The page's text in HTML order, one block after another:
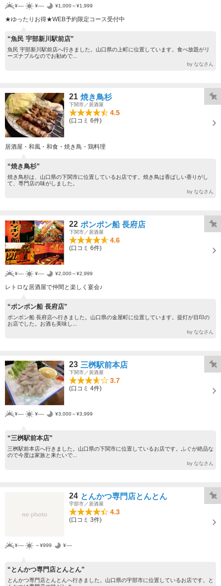
¥---- ¥---- ¥1,000～¥1,999
★ゆったりお得★WEB予約限定コース受付中
“魚民 宇部新川駅前店”
魚民 宇部新川駅前店へ行きました。山口県の上町に位置しています。食べ放題がリ
ーズナブルなのでお勧めで...
by ななさん
21 焼き鳥杉
下関市／居酒屋
4.5
(口コミ 6件)
居酒屋・和風・和食・焼き鳥・鶏料理
“焼き鳥杉”
焼き鳥杉は、山口県の下関市に位置しているお店です。焼き鳥は香ばしい香りがし
て、専門店の味がしました。
by ななさん
22 ポンポン船 長府店
下関市／居酒屋
4.6
(口コミ 6件)
¥---- ¥---- ¥2,000～¥2,999
レトロな居酒屋で仲間と楽しく宴会♪
“ポンポン船 長府店”
ポンポン船 長府店へ行きました。山口県の金屋町に位置しています。提灯が目印の
お店でした。お酒も美味し...
by ななさん
23 三桝駅前本店
下関市／居酒屋
3.7
(口コミ 4件)
¥---- ¥---- ¥3,000～¥3,999
“三桝駅前本店”
三桝駅前本店へ行きました。山口県の下関市に位置しているお店です。ふぐが絶品な
ので今度は家族と来たいで...
by ななさん
24 とんかつ専門店とんとん
宇部市／居酒屋
4.3
(口コミ 3件)
¥---- ～¥999 ¥----
“とんかつ専門店とんとん”
とんかつ専門店とんとんへ行きました。山口県の宇部市に位置しているお店です。と